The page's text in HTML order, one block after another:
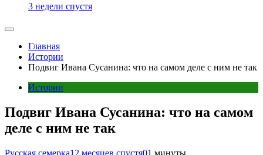
3 недели спустя
Главная
Истории
Подвиг Ивана Сусанина: что на самом деле с ним не так
Истории
Подвиг Ивана Сусанина: что на самом
деле с ним не так
Русская семерка12 месяцев спустя01 минуты